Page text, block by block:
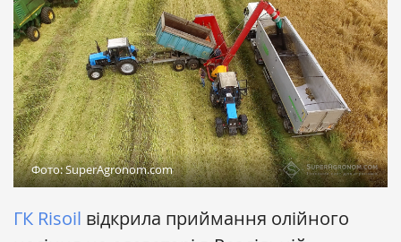
Фото: SuperAgronom.com
ГК Risoil відкрила приймання олійного